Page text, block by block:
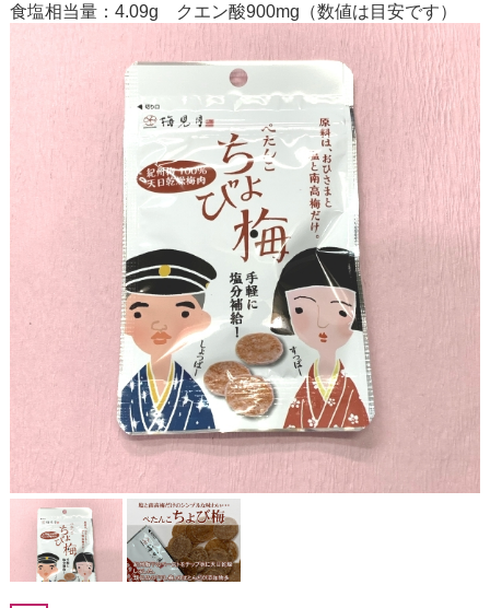
食塩相当量：4.09g クエン酸900mg（数値は目安です）